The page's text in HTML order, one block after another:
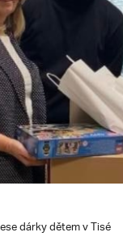
dárky dětem v Tisé